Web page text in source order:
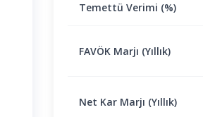
Temettü Verimi (%)
FAVÖK Marjı (Yıllık)
Net Kar Marjı (Yıllık)